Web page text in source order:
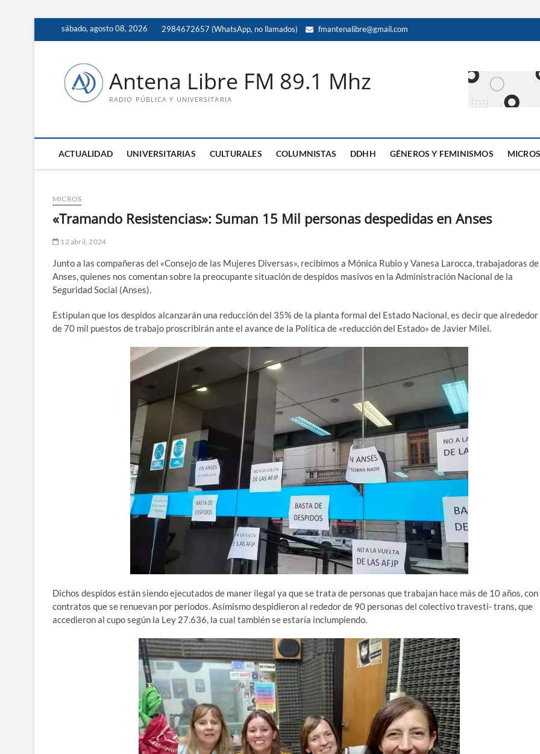
sábado, agosto 08, 2026 2984672657 (WhatsApp, no llamados) fmantenalibre@gmail.com
Antena Libre FM 89.1 Mhz
RADIO PÚBLICA Y UNIVERSITARIA
ACTUALIDAD UNIVERSITARIAS CULTURALES COLUMNISTAS DDHH GÉNEROS Y FEMINISMOS MICROS
MICROS
«Tramando Resistencias»: Suman 15 Mil personas despedidas en Anses
12 abril, 2024
Junto a las compañeras del «Consejo de las Mujeres Diversas», recibimos a Mónica Rubio y Vanesa Larocca, trabajadoras de
Anses, quienes nos comentan sobre la preocupante situación de despidos masivos en la Administración Nacional de la
Seguridad Social (Anses).
Estipulan que los despidos alcanzarán una reducción del 35% de la planta formal del Estado Nacional, es decir que alrededor
de 70 mil puestos de trabajo proscribirán ante el avance de la Política de «reducción del Estado» de Javier Milei.
Dichos despidos están siendo ejecutados de maner ilegal ya que se trata de personas que trabajan hace más de 10 años, con
contratos que se renuevan por periodos. Asímismo despidieron al rededor de 90 personas del colectivo travesti- trans, que
accedieron al cupo según la Ley 27.636, la cual también se estaría inclumpiendo.